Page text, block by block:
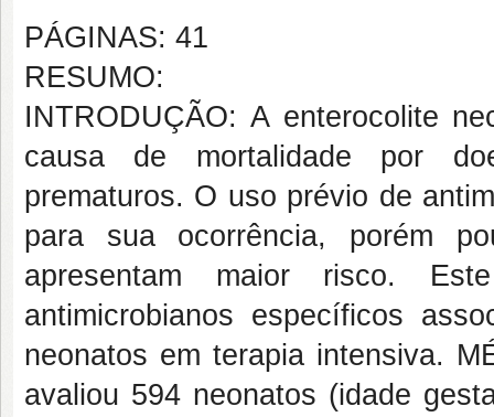
PÁGINAS: 41
RESUMO:
INTRODUÇÃO: A enterocolite
causa de mortalidade por
prematuros. O uso prévio de
para sua ocorrência, porém
apresentam maior risco.
antimicrobianos específicos
neonatos em terapia intensiva.
avaliou 594 neonatos (idade